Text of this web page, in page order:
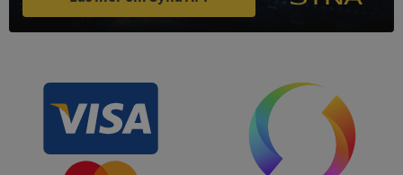
Leverantör/
Domän
__RequestVerificationToken
Microsoft
Corporation
de.syna.se